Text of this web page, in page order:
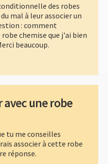
des robes
mal à leur associer un
: comment
chemise que j'ai bien
beaucoup.
une robe
tu me conseilles
associer à cette robe
réponse.